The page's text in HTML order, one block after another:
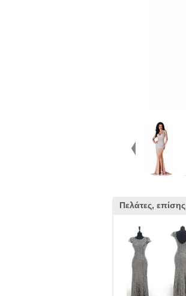
Πελάτες,